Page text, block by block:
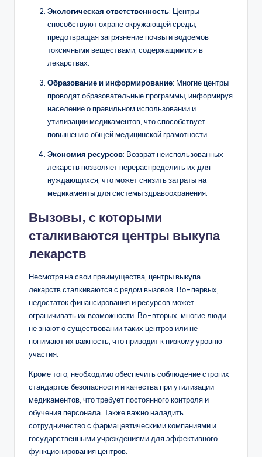
Экологическая ответственность: Центры
способствуют охране окружающей среды,
предотвращая загрязнение почвы и водоемов
токсичными веществами, содержащимися в
лекарствах.
Образование и информирование: Многие центры
проводят образовательные программы, информируя
население о правильном использовании и
утилизации медикаментов, что способствует
повышению общей медицинской грамотности.
Экономия ресурсов: Возврат неиспользованных
лекарств позволяет перераспределить их для
нуждающихся, что может снизить затраты на
медикаменты для системы здравоохранения.
Вызовы, с которыми
сталкиваются центры выкупа
лекарств
Несмотря на свои преимущества, центры выкупа
лекарств сталкиваются с рядом вызовов. Во-первых,
недостаток финансирования и ресурсов может
ограничивать их возможности. Во-вторых, многие люди
не знают о существовании таких центров или не
понимают их важность, что приводит к низкому уровню
участия.
Кроме того, необходимо обеспечить соблюдение строгих
стандартов безопасности и качества при утилизации
медикаментов, что требует постоянного контроля и
обучения персонала. Также важно наладить
сотрудничество с фармацевтическими компаниями и
государственными учреждениями для эффективного
функционирования центров.